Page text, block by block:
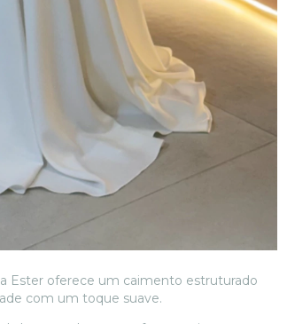
Ester oferece um caimento estruturado
com um toque suave.